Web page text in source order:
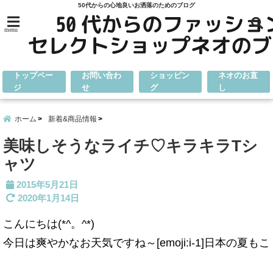
50代からの心地良いお洒落のためのブログ
menu
トップペー
ジ
お問い合わ
せ
ショッピン
グ
ネオのお直
し
ホーム 新着&商品情報
美味しそうなライチ♡キラキラTシ
ャツ
2015年5月21日
2020年1月14日
こんにちは(*^。^*)
今日は爽やかなお天気ですね～[emoji:i-1]日本の夏もこ